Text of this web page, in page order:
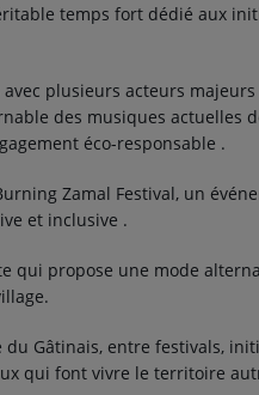
temps fort dédié aux
plusieurs acteurs
des musiques actuelles
éco-responsable .
Zamal Festival, un
et inclusive .
qui propose une mode
Gâtinais, entre festivals,
qui font vivre le territoire